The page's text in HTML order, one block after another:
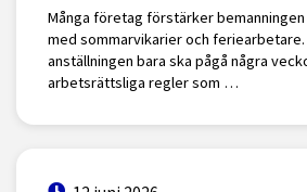
Många företag förstärker
med sommarvikarier och feriearbetare.
anställningen bara ska pågå några
arbetsrättsliga regler som …